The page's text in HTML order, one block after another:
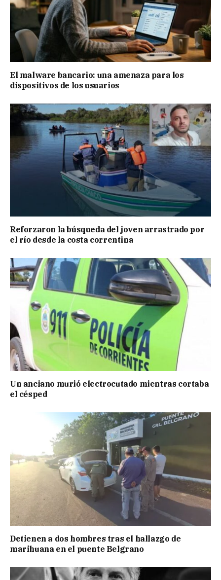
El malware bancario: una amenaza para los
dispositivos de los usuarios
Reforzaron la búsqueda del joven arrastrado por
el río desde la costa correntina
Un anciano murió electrocutado mientras cortaba
el césped
Detienen a dos hombres tras el hallazgo de
marihuana en el puente Belgrano